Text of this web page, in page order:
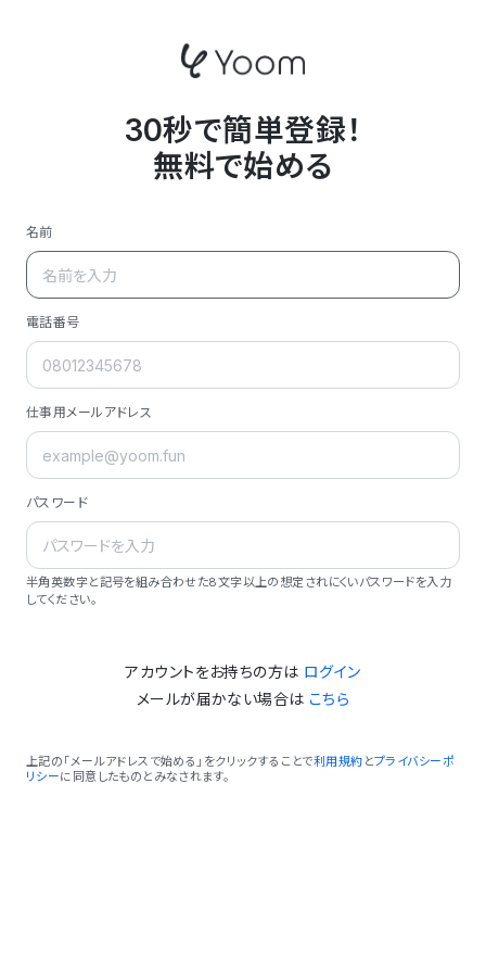
30秒で簡単登録！
無料で始める
名前
電話番号
仕事用メールアドレス
パスワード
半角英数字と記号を組み合わせた8文字以上の想定されにくいパスワードを入力
してください。
アカウントをお持ちの方は ログイン
メールが届かない場合は こちら
上記の「メールアドレスで始める」をクリックすることで利用規約 とプライバシーポ
リシーに同意したものとみなされます。